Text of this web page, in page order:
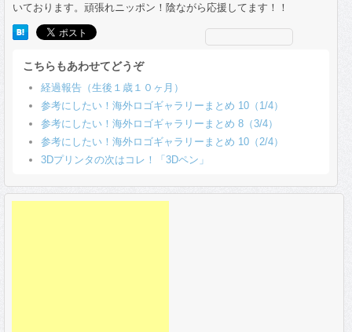
いております。頑張れニッポン！陰ながら応援してます！！
こちらもあわせてどうぞ
経過報告（生後１歳１０ヶ月）
参考にしたい！海外ロゴギャラリーまとめ 10（1/4）
参考にしたい！海外ロゴギャラリーまとめ 8（3/4）
参考にしたい！海外ロゴギャラリーまとめ 10（2/4）
3Dプリンタの次はコレ！「3Dペン」